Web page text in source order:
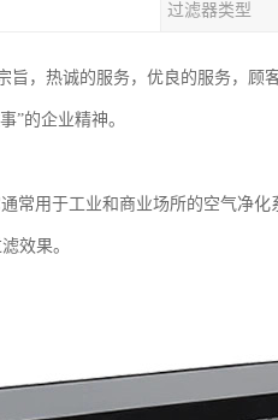
过滤器类型
旨，热诚的服务，优良的服务，
”的企业精神。
常用于工业和商业场所的空气净
效果。